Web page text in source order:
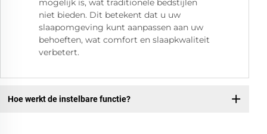
mogelijk is, wat traditionele bedstijlen
niet bieden. Dit betekent dat u uw
slaapomgeving kunt aanpassen aan uw
behoeften, wat comfort en slaapkwaliteit
verbetert.
Hoe werkt de instelbare functie?